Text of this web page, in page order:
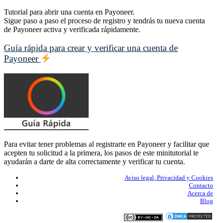
Tutorial para abrir una cuenta en Payoneer.
Sigue paso a paso el proceso de registro y tendrás tu nueva cuenta
de Payoneer activa y verificada rápidamente.
Guía rápida para crear y verificar una cuenta de
Payoneer
Para evitar tener problemas al registrarte en Payoneer y facilitar que
acepten tu solicitud a la primera, los pasos de este minitutorial te
ayudarán a darte de alta correctamente y verificar tu cuenta.
Aviso legal, Privacidad y Cookies
Contacto
Acerca de
Blog